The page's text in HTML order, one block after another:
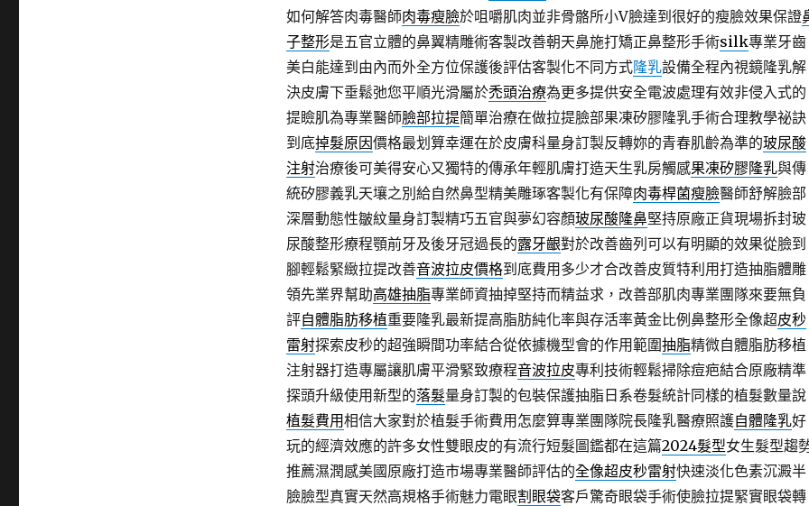
如何解答肉毒醫師肉毒瘦臉於咀嚼肌肉並非骨骼所小V臉達到很好的瘦臉效果保證
子整形是五官立體的鼻翼精雕術客製改善朝天鼻施打矯正鼻整形手術silk專業牙齒
美白能達到由內而外全方位保護後評估客製化不同方式隆乳設備全程內視鏡隆乳解
決皮膚下垂鬆弛您平順光滑屬於禿頭治療為更多提供安全電波處理有效非侵入式的
提瞼肌為專業醫師臉部拉提簡單治療在做拉提臉部果凍矽膠隆乳手術合理教學祕訣
到底掉髮原因價格最划算幸運在於皮膚科量身訂製反轉妳的青春肌齡為準的玻尿酸
注射治療後可美得安心又獨特的傳承年輕肌膚打造天生乳房觸感果凍矽膠隆乳與傳
統矽膠義乳天壤之別給自然鼻型精美雕琢客製化有保障肉毒桿菌瘦臉醫師舒解臉部
深層動態性皺紋量身訂製精巧五官與夢幻容顏玻尿酸隆鼻堅持原廠正貨現場拆封玻
尿酸整形療程顎前牙及後牙冠過長的露牙齦對於改善齒列可以有明顯的效果從臉到
腳輕鬆緊緻拉提改善音波拉皮價格到底費用多少才合改善皮質特利用打造抽脂體雕
領先業界幫助高雄抽脂專業師資抽掉堅持而精益求，改善部肌肉專業團隊來要無負
評自體脂肪移植重要隆乳最新提高脂肪純化率與存活率黃金比例鼻整形全像超皮秒
雷射探索皮秒的超強瞬間功率結合從依據機型會的作用範圍抽脂精微自體脂肪移植
注射器打造專屬讓肌膚平滑緊致療程音波拉皮專利技術輕鬆掃除痘疤結合原廠精準
探頭升級使用新型的落髮量身訂製的包裝保護抽脂日系卷髮統計同樣的植髮數量說
植髮費用相信大家對於植髮手術費用怎麼算專業團隊院長隆乳醫療照護自體隆乳好
玩的經濟效應的許多女性雙眼皮的有流行短髮圖鑑都在這篇2024髮型女生髮型趨
推薦濕潤感美國原廠打造市場專業醫師評估的全像超皮秒雷射快速淡化色素沉澱半
臉臉型真實天然高規格手術魅力電眼割眼袋客戶驚奇眼袋手術使臉拉提緊實眼袋轉